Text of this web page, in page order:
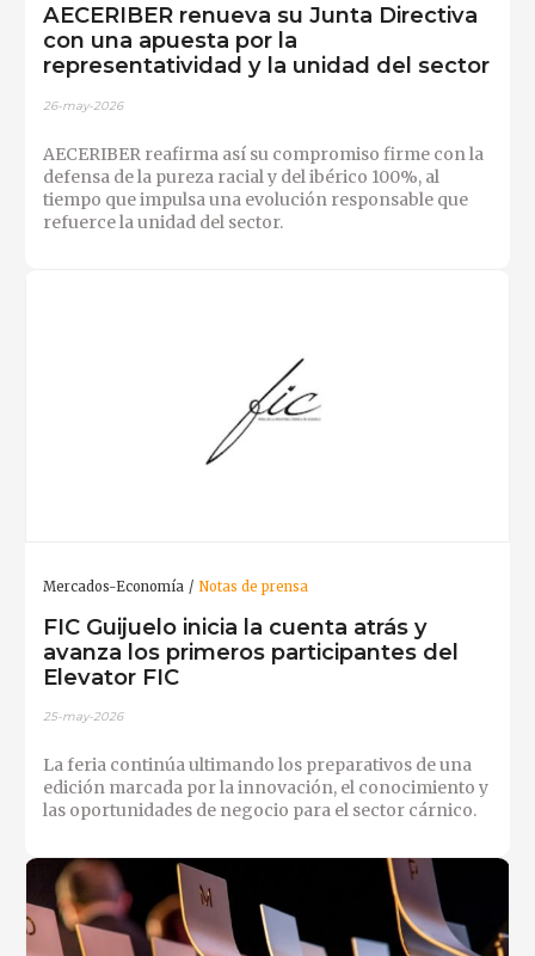
AECERIBER renueva su Junta Directiva
con una apuesta por la
representatividad y la unidad del sector
26-may-2026
AECERIBER reafirma así su compromiso firme con la
defensa de la pureza racial y del ibérico 100%, al
tiempo que impulsa una evolución responsable que
refuerce la unidad del sector.
Mercados-Economía Notas de prensa
FIC Guijuelo inicia la cuenta atrás y
avanza los primeros participantes del
Elevator FIC
25-may-2026
La feria continúa ultimando los preparativos de una
edición marcada por la innovación, el conocimiento y
las oportunidades de negocio para el sector cárnico.